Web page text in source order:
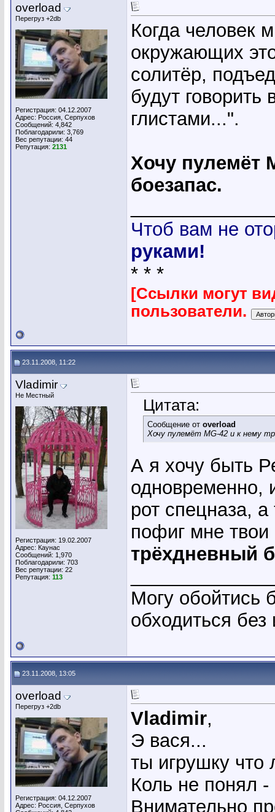
overload
Перегруз +2db
Регистрация: 04.12.2007
Адрес: Россия, Серпухов
Сообщений: 4,842
Поблагодарили: 3,769
Вес репутации: 44
Репутация: 2131
Когда человек
окружающих
солитёр,
будут
глистами...".
Хочу пулемёт
боезапас.
Чтоб вам не
руками!
* * *
[Ссылки могут
пользователи.
23.11.2008, 11:22
Vladimir
Не Местный
Регистрация: 19.02.2007
Адрес: Каунас
Сообщений: 1,970
Поблагодарили: 703
Вес репутации: 22
Репутация: 113
Цитата:
Сообщение от overload
Хочу пулемёт MG-42 и к нему
А я хочу быть
одновременно,
рот спецназа,
пофиг мне твои
трёхдневный
Могу обойтись
обходиться
23.11.2008, 13:05
overload
Перегруз +2db
Регистрация: 04.12.2007
Адрес: Россия, Серпухов
Vladimir,
Э вася...
ты игрушку что
Коль не понял -
Внимательно